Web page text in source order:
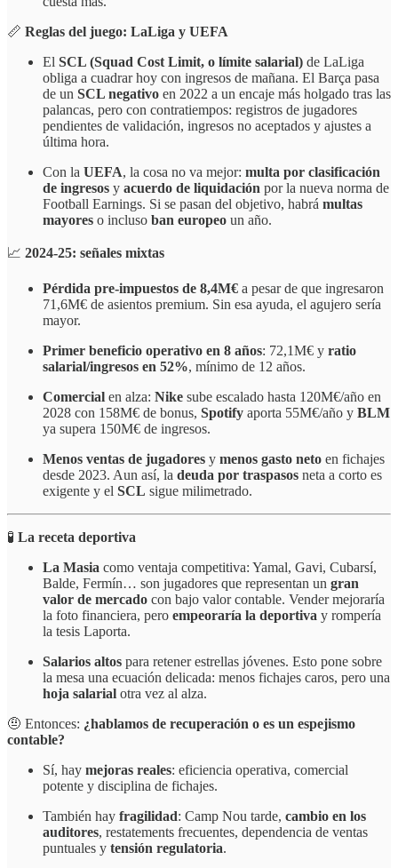
📏 Reglas del juego: LaLiga y UEFA
El SCL (Squad Cost Limit, o límite salarial) de LaLiga
obliga a cuadrar hoy con ingresos de mañana. El Barça pasa
de un SCL negativo en 2022 a un encaje más holgado tras las
palancas, pero con contratiempos: registros de jugadores
pendientes de validación, ingresos no aceptados y ajustes a
última hora.
Con la UEFA, la cosa no va mejor: multa por clasificación
de ingresos y acuerdo de liquidación por la nueva norma de
Football Earnings. Si se pasan del objetivo, habrá multas
mayores o incluso ban europeo un año.
📈 2024-25: señales mixtas
Pérdida pre-impuestos de 8,4M€ a pesar de que ingresaron
71,6M€ de asientos premium. Sin esa ayuda, el agujero sería
mayor.
Primer beneficio operativo en 8 años: 72,1M€ y ratio
salarial/ingresos en 52%, mínimo de 12 años.
Comercial en alza: Nike sube escalado hasta 120M€/año en
2028 con 158M€ de bonus, Spotify aporta 55M€/año y BLM
ya supera 150M€ de ingresos.
Menos ventas de jugadores y menos gasto neto en fichajes
desde 2023. Aun así, la deuda por traspasos neta a corto es
exigente y el SCL sigue milimetrado.
🧪 La receta deportiva
La Masia como ventaja competitiva: Yamal, Gavi, Cubarsí,
Balde, Fermín… son jugadores que representan un gran
valor de mercado con bajo valor contable. Vender mejoraría
la foto financiera, pero empeoraría la deportiva y rompería
la tesis Laporta.
Salarios altos para retener estrellas jóvenes. Esto pone sobre
la mesa una ecuación delicada: menos fichajes caros, pero una
hoja salarial otra vez al alza.
🤨 Entonces: ¿hablamos de recuperación o es un espejismo
contable?
Sí, hay mejoras reales: eficiencia operativa, comercial
potente y disciplina de fichajes.
También hay fragilidad: Camp Nou tarde, cambio en los
auditores, restatements frecuentes, dependencia de ventas
puntuales y tensión regulatoria.